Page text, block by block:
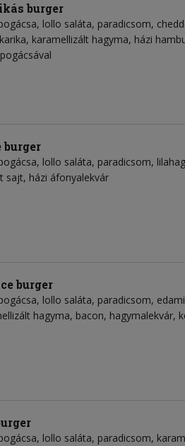
burger
lollo saláta, paradicsom,
karamellizált hagyma, házi
burger
lollo saláta, paradicsom,
sajt, házi áfonyalekvár
burger
lollo saláta, paradicsom,
hagyma, bacon, hagymalekvár,
lollo saláta, paradicsom,